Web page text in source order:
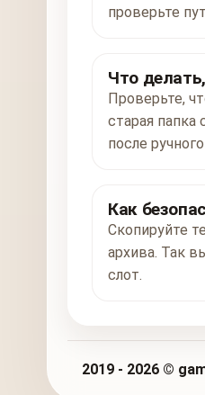
проверьте
Что
Проверьте,
старая папка
после
Как
Скопируйте
архива. Так
слот.
2019 - 2026 ©